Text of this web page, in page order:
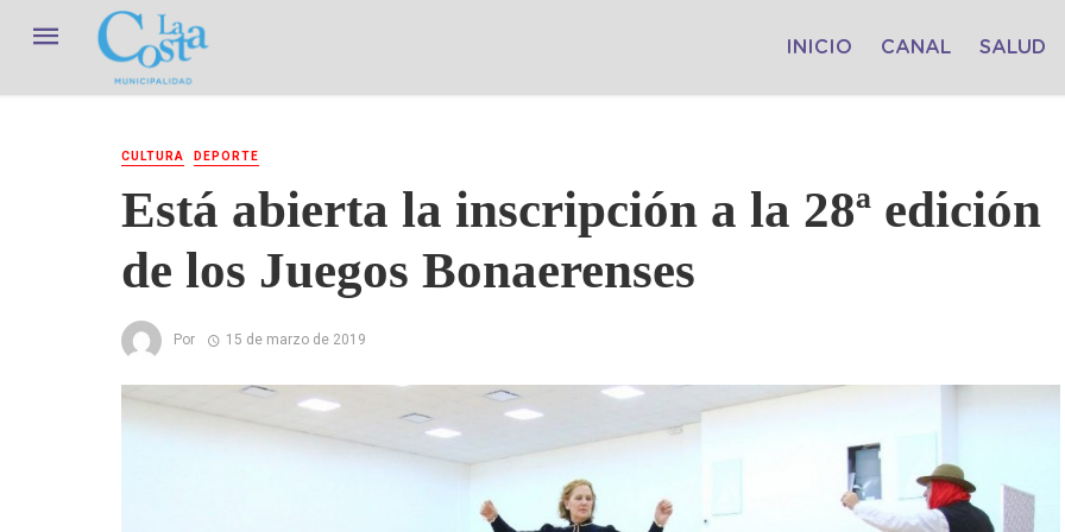
INICIO CANAL SALUD
CULTURA DEPORTE
Está abierta la inscripción a la 28ª edición
de los Juegos Bonaerenses
Por 15 de marzo de 2019